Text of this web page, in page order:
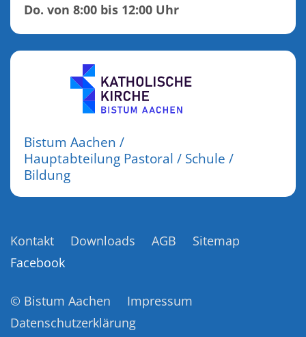
Do. von 8:00 bis 12:00 Uhr
Bistum Aachen /
Hauptabteilung Pastoral / Schule /
Bildung
Kontakt Downloads AGB
Sitemap
Facebook
© Bistum Aachen
Impressum
Datenschutzerklärung